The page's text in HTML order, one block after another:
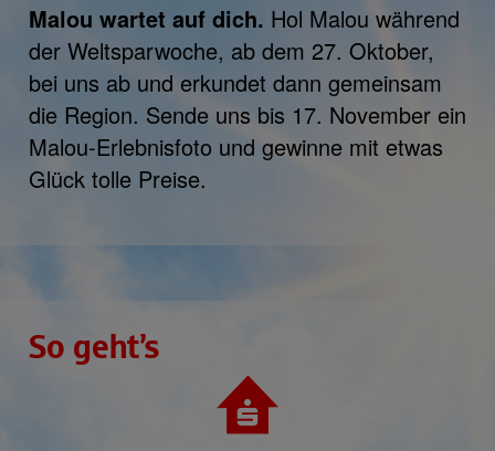
Malou wartet auf dich. Hol Malou während
der Weltsparwoche, ab dem 27. Oktober,
bei uns ab und erkundet dann gemeinsam
die Region. Sende uns bis 17. November ein
Malou-Erlebnisfoto und gewinne mit etwas
Glück tolle Preise.
So geht’s